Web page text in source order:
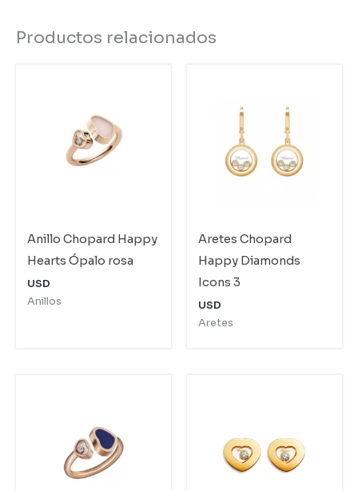
Productos relacionados
Anillo Chopard Happy
Hearts Ópalo rosa
USD
Anillos
Aretes Chopard
Happy Diamonds
Icons 3
USD
Aretes